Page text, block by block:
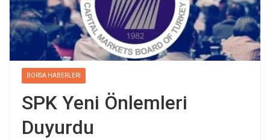
BORSA HABERLERI
SPK Yeni Önlemleri
Duyurdu